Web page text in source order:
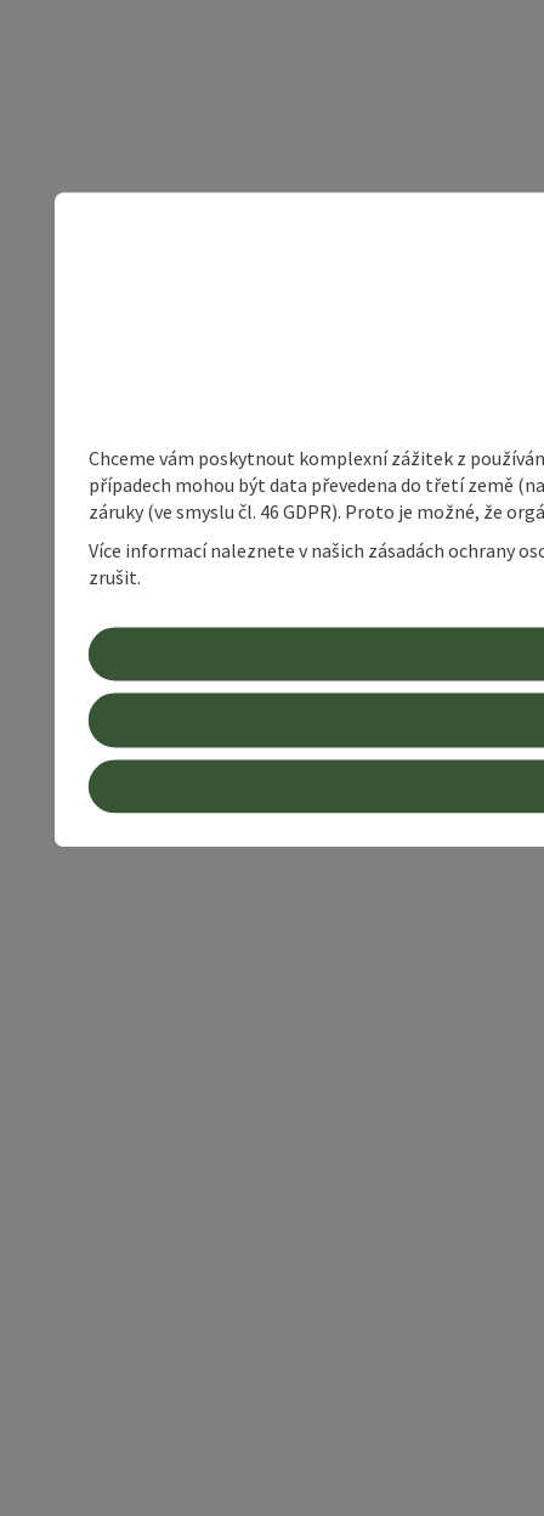
Chceme vám poskytnout komplexní zážitek z
případech mohou být data převedena do třetí země
záruky (ve smyslu čl. 46 GDPR). Proto je možné, že
Více informací naleznete v našich zásadách ochrany
zrušit.